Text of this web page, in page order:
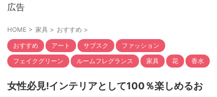
広告
HOME > 家具 > おすすめ >
おすすめ アート サブスク
ファッション
フェイクグリーン
ルームフレグランス 家具 花 香水
女性必見!インテリアとして100％楽しめるお